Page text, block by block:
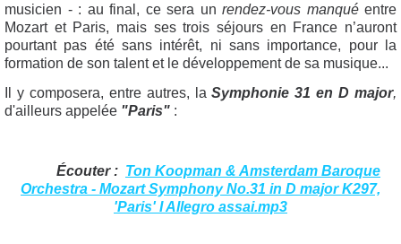
musicien - : au final, ce sera un rendez-vous manquéentre
Mozart et Paris, mais ses trois séjours en France n’auront
pourtant pas été sans intérêt, ni sans importance, pour la
formation de son talent et le développement de sa musique...
Il y composera, entre autres, laSymphonie 31 en D major,
d'ailleurs appelée "Paris" :
Écouter : Ton Koopman & Amsterdam Baroque
Orchestra - Mozart Symphony No.31 in D major K297,
'Paris' I Allegro assai.mp3